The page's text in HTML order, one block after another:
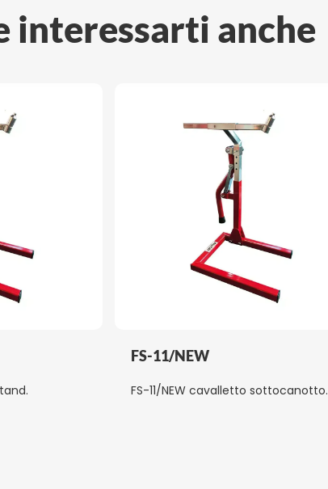
interessarti anche
FS-11/NEW
FS-11/NEW cavalletto sottocanotto.